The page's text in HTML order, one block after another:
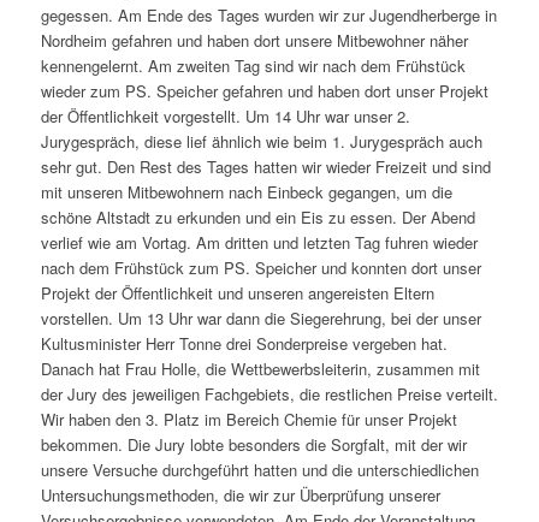
gegessen. Am Ende des Tages wurden wir zur Jugendherberge in
Nordheim gefahren und haben dort unsere Mitbewohner näher
kennengelernt. Am zweiten Tag sind wir nach dem Frühstück
wieder zum PS. Speicher gefahren und haben dort unser Projekt
der Öffentlichkeit vorgestellt. Um 14 Uhr war unser 2.
Jurygespräch, diese lief ähnlich wie beim 1. Jurygespräch auch
sehr gut. Den Rest des Tages hatten wir wieder Freizeit und sind
mit unseren Mitbewohnern nach Einbeck gegangen, um die
schöne Altstadt zu erkunden und ein Eis zu essen. Der Abend
verlief wie am Vortag. Am dritten und letzten Tag fuhren wieder
nach dem Frühstück zum PS. Speicher und konnten dort unser
Projekt der Öffentlichkeit und unseren angereisten Eltern
vorstellen. Um 13 Uhr war dann die Siegerehrung, bei der unser
Kultusminister Herr Tonne drei Sonderpreise vergeben hat.
Danach hat Frau Holle, die Wettbewerbsleiterin, zusammen mit
der Jury des jeweiligen Fachgebiets, die restlichen Preise verteilt.
Wir haben den 3. Platz im Bereich Chemie für unser Projekt
bekommen. Die Jury lobte besonders die Sorgfalt, mit der wir
unsere Versuche durchgeführt hatten und die unterschiedlichen
Untersuchungsmethoden, die wir zur Überprüfung unserer